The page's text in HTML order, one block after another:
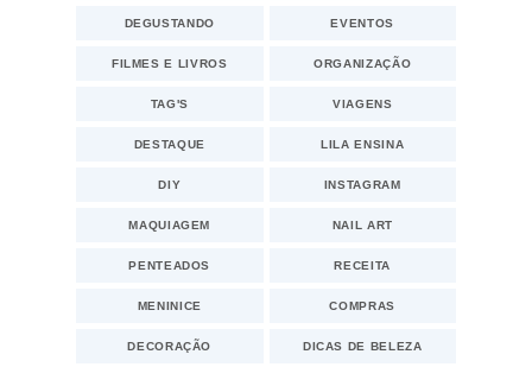
DEGUSTANDO EVENTOS
FILMES E LIVROS ORGANIZAÇÃO
TAG'S VIAGENS
DESTAQUE LILA ENSINA
DIY INSTAGRAM
MAQUIAGEM NAIL ART
PENTEADOS RECEITA
MENINICE COMPRAS
DECORAÇÃO DICAS DE BELEZA